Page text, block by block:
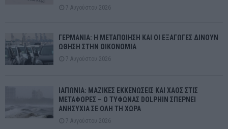
7 Αυγούστου 2026
ΓΕΡΜΑΝΙΑ: Η ΜΕΤΑΠΟΙΗΣΗ ΚΑΙ ΟΙ ΕΞΑΓΩΓΕΣ ΔΙΝΟΥΝ
ΩΘΗΣΗ ΣΤΗΝ ΟΙΚΟΝΟΜΙΑ
7 Αυγούστου 2026
ΙΑΠΩΝΙΑ: ΜΑΖΙΚΕΣ ΕΚΚΕΝΩΣΕΙΣ ΚΑΙ ΧΑΟΣ ΣΤΙΣ
ΜΕΤΑΦΟΡΕΣ – Ο ΤΥΦΩΝΑΣ DOLPHIN ΣΠΕΡΝΕΙ
ΑΝΗΣΥΧΙΑ ΣΕ ΟΛΗ ΤΗ ΧΩΡΑ
7 Αυγούστου 2026